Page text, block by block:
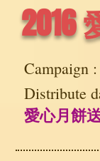
2016
Campaign :
Distribute
愛心月餅